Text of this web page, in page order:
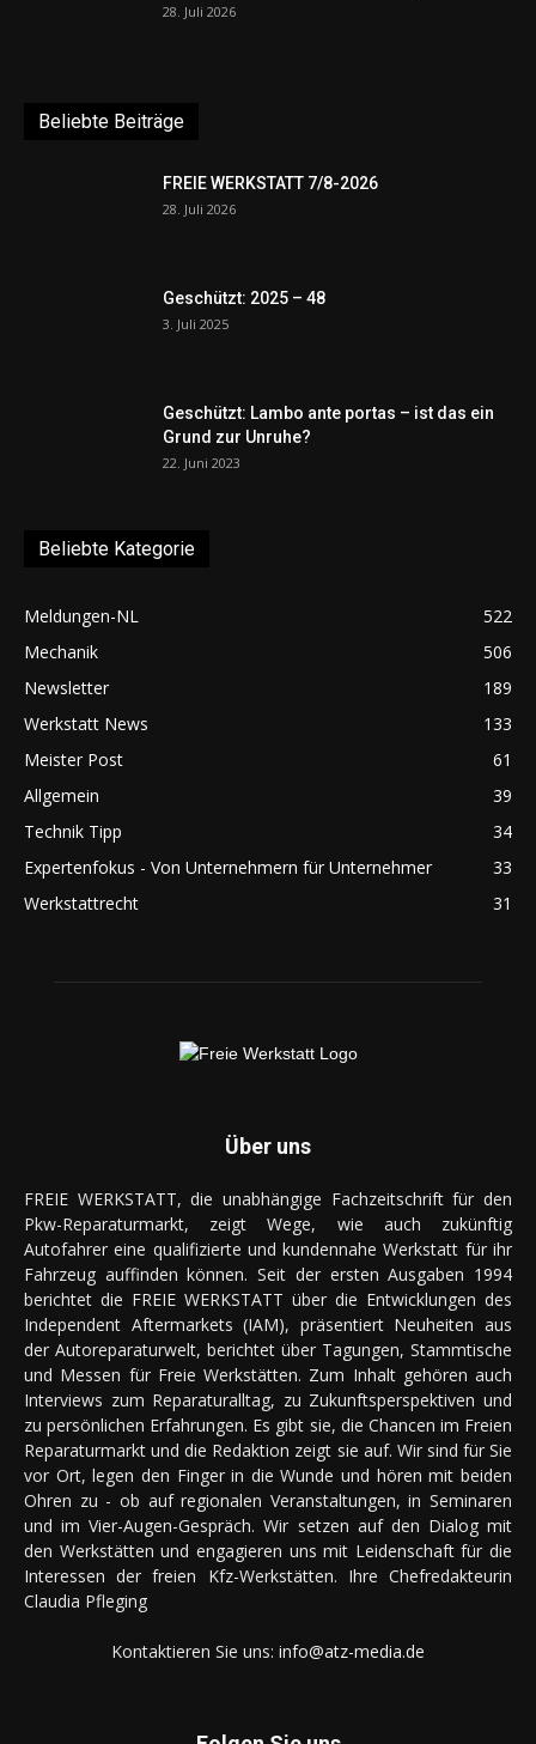
28. Juli 2026
Beliebte Beiträge
FREIE WERKSTATT 7/8-2026
28. Juli 2026
Geschützt: 2025 – 48
3. Juli 2025
Geschützt: Lambo ante portas – ist das ein
Grund zur Unruhe?
22. Juni 2023
Beliebte Kategorie
Meldungen-NL
522
Mechanik
506
Newsletter
189
Werkstatt News
133
Meister Post
61
Allgemein
39
Technik Tipp
34
Expertenfokus - Von Unternehmern für Unternehmer
33
Werkstattrecht
31
Über uns
FREIE WERKSTATT, die unabhängige Fachzeitschrift für den
Pkw-Reparaturmarkt, zeigt Wege, wie auch zukünftig
Autofahrer eine qualifizierte und kundennahe Werkstatt für ihr
Fahrzeug auffinden können. Seit der ersten Ausgaben 1994
berichtet die FREIE WERKSTATT über die Entwicklungen des
Independent Aftermarkets (IAM), präsentiert Neuheiten aus
der Autoreparaturwelt, berichtet über Tagungen, Stammtische
und Messen für Freie Werkstätten. Zum Inhalt gehören auch
Interviews zum Reparaturalltag, zu Zukunftsperspektiven und
zu persönlichen Erfahrungen. Es gibt sie, die Chancen im Freien
Reparaturmarkt und die Redaktion zeigt sie auf. Wir sind für Sie
vor Ort, legen den Finger in die Wunde und hören mit beiden
Ohren zu - ob auf regionalen Veranstaltungen, in Seminaren
und im Vier-Augen-Gespräch. Wir setzen auf den Dialog mit
den Werkstätten und engagieren uns mit Leidenschaft für die
Interessen der freien Kfz-Werkstätten. Ihre Chefredakteurin
Claudia Pfleging
Kontaktieren Sie uns: info@atz-media.de